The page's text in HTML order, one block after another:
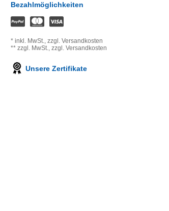
Bezahlmöglichkeiten
* inkl. MwSt., zzgl. Versandkosten
** zzgl. MwSt., zzgl. Versandkosten
Unsere Zertifikate